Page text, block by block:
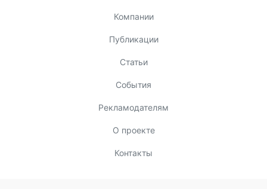
Компании
Публикации
Статьи
События
Рекламодателям
О проекте
Контакты